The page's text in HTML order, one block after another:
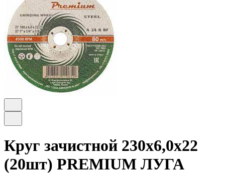
Круг зачистной 230х6,0х22
(20шт) PREMIUM ЛУГА